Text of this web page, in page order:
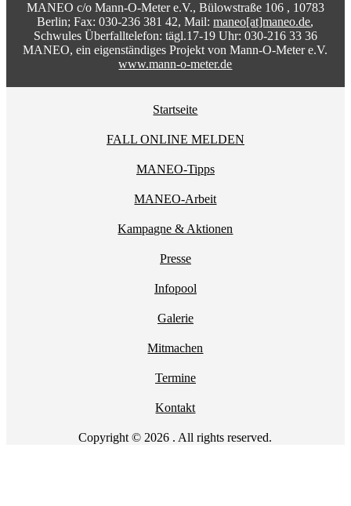
MANEO c/o Mann-O-Meter e.V., Bülowstraße 106 , 10783
Berlin; Fax: 030-236 381 42, Mail:maneo[at]maneo.de,
Schwules Überfalltelefon: tägl.17-19 Uhr: 030-216 33 36
MANEO, ein eigenständiges Projekt von Mann-O-Meter e.V.
www.mann-o-meter.de
Startseite
FALL ONLINE MELDEN
MANEO-Tipps
MANEO-Arbeit
Kampagne & Aktionen
Presse
Infopool
Galerie
Mitmachen
Termine
Kontakt
Copyright © 2026 . All rights reserved.